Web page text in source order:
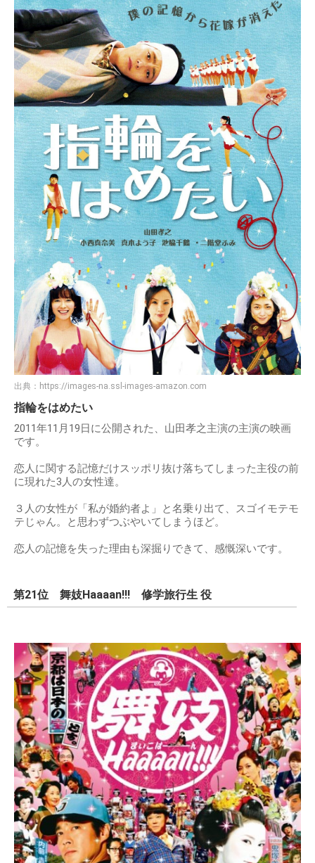
出典： https://images-na.ssl-images-amazon.com
指輪をはめたい
2011年11月19日に公開された、山田孝之主演の主演の映画
です。
恋人に関する記憶だけスッポリ抜け落ちてしまった主役の前
に現れた3人の女性達。
３人の女性が「私が婚約者よ」と名乗り出て、スゴイモテモ
テじゃん。と思わずつぶやいてしまうほど。
恋人の記憶を失った理由も深掘りできて、感慨深いです。
第21位 舞妓Haaaan!!! 修学旅行生 役